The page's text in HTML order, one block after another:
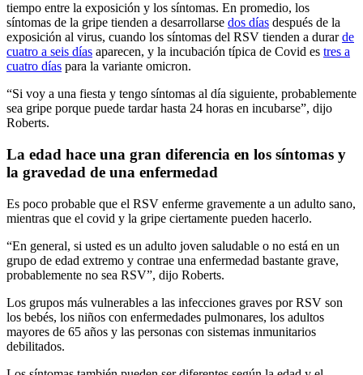
tiempo entre la exposición y los síntomas. En promedio, los
síntomas de la gripe tienden a desarrollarse dos días después de la
exposición al virus, cuando los síntomas del RSV tienden a durarde
cuatro a seis días aparecen, y la incubación típica de Covid es tres a
cuatro días para la variante omicron.
“Si voy a una fiesta y tengo síntomas al día siguiente, probablemente
sea gripe porque puede tardar hasta 24 horas en incubarse”, dijo
Roberts.
La edad hace una gran diferencia en los síntomas y
la gravedad de una enfermedad
Es poco probable que el RSV enferme gravemente a un adulto sano,
mientras que el covid y la gripe ciertamente pueden hacerlo.
“En general, si usted es un adulto joven saludable o no está en un
grupo de edad extremo y contrae una enfermedad bastante grave,
probablemente no sea RSV”, dijo Roberts.
Los grupos más vulnerables a las infecciones graves por RSV son
los bebés, los niños con enfermedades pulmonares, los adultos
mayores de 65 años y las personas con sistemas inmunitarios
debilitados.